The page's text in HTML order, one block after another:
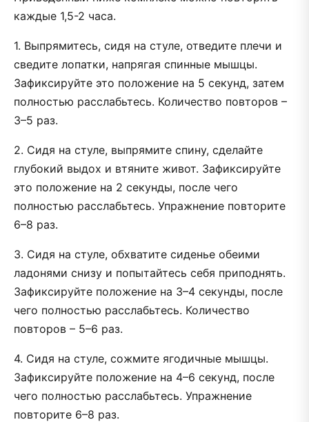
каждые 1,5-2 часа.
1. Выпрямитесь, сидя на стуле, отведите плечи и
сведите лопатки, напрягая спинные мышцы.
Зафиксируйте это положение на 5 секунд, затем
полностью расслабьтесь. Количество повторов –
3–5 раз.
2. Сидя на стуле, выпрямите спину, сделайте
глубокий выдох и втяните живот. Зафиксируйте
это положение на 2 секунды, после чего
полностью расслабьтесь. Упражнение повторите
6–8 раз.
3. Сидя на стуле, обхватите сиденье обеими
ладонями снизу и попытайтесь себя приподнять.
Зафиксируйте положение на 3–4 секунды, после
чего полностью расслабьтесь. Количество
повторов – 5–6 раз.
4. Сидя на стуле, сожмите ягодичные мышцы.
Зафиксируйте положение на 4–6 секунд, после
чего полностью расслабьтесь. Упражнение
повторите 6–8 раз.